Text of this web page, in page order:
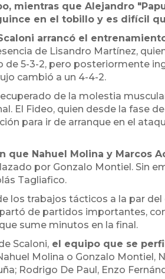
mientras que Alejandro
en el tobillo y es difícil
arrancó el
de Lisandro Martínez,
5-3-2, pero posteriormente
cambió a un 4-4-2.
de la molestia
El Fideo, quien desde la fase
para ir de arranque en el
que Nahuel Molina y Marcos
por Gonzalo Montiel. Sin
Tagliafico.
los trabajos tácticos a la par
de partidos importantes,
sume minutos en la final.
Scaloni, el equipo que se
Molina o Gonzalo Montiel,
Rodrigo De Paul, Enzo